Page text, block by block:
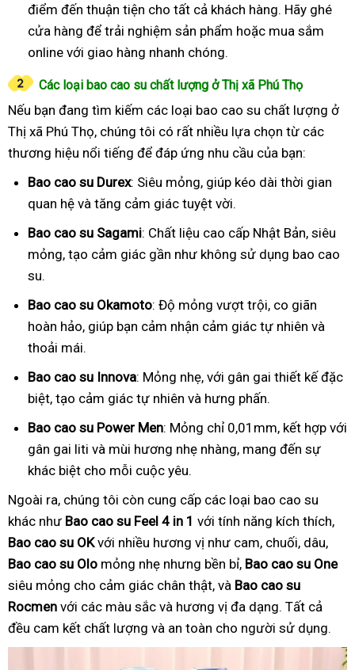
điểm đến thuận tiện cho tất cả khách hàng. Hãy ghé
cửa hàng để trải nghiệm sản phẩm hoặc mua sắm
online với giao hàng nhanh chóng.
Các loại bao cao su chất lượng ở Thị xã Phú Thọ
Nếu bạn đang tìm kiếm các loại bao cao su chất lượng ở
Thị xã Phú Thọ, chúng tôi có rất nhiều lựa chọn từ các
thương hiệu nổi tiếng để đáp ứng nhu cầu của bạn:
Bao cao su Durex: Siêu mỏng, giúp kéo dài thời gian
quan hệ và tăng cảm giác tuyệt vời.
Bao cao su Sagami: Chất liệu cao cấp Nhật Bản, siêu
mỏng, tạo cảm giác gần như không sử dụng bao cao
su.
Bao cao su Okamoto: Độ mỏng vượt trội, co giãn
hoàn hảo, giúp bạn cảm nhận cảm giác tự nhiên và
thoải mái.
Bao cao su Innova: Mỏng nhẹ, với gân gai thiết kế đặc
biệt, tạo cảm giác tự nhiên và hưng phấn.
Bao cao su Power Men: Mỏng chỉ 0,01mm, kết hợp với
gân gai liti và mùi hương nhẹ nhàng, mang đến sự
khác biệt cho mỗi cuộc yêu.
Ngoài ra, chúng tôi còn cung cấp các loại bao cao su
khác như Bao cao su Feel 4 in 1 với tính năng kích thích,
Bao cao su OKvới nhiều hương vị như cam, chuối, dâu,
Bao cao su Olo mỏng nhẹ nhưng bền bỉ, Bao cao su One
siêu mỏng cho cảm giác chân thật, và Bao cao su
Rocmen với các màu sắc và hương vị đa dạng. Tất cả
đều cam kết chất lượng và an toàn cho người sử dụng.